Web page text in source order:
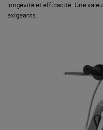
longévité et efficacité. Une
exigeants.